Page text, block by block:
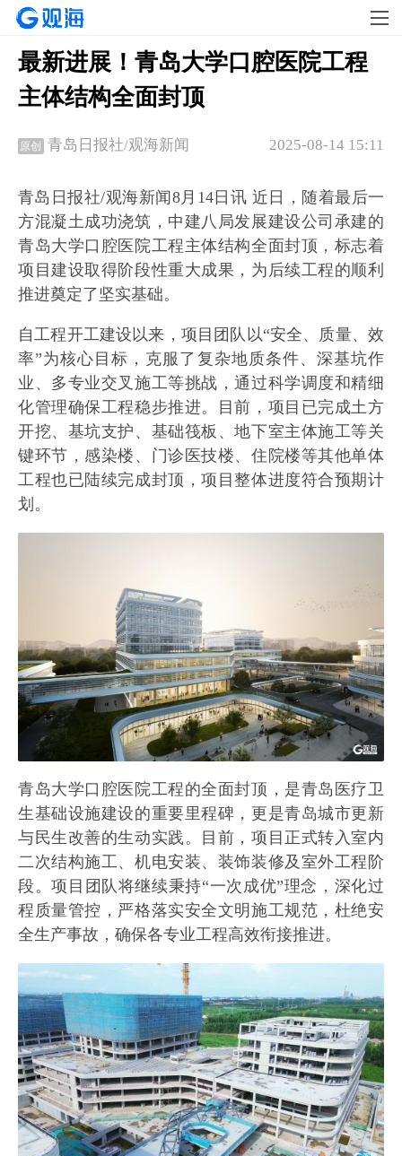
最新进展！青岛大学口腔医院工程
主体结构全面封顶
原创 2025-08-14 15:11
青岛日报社/观海新闻
青岛日报社/观海新闻8月14日讯 近日，随着最后一
方混凝土成功浇筑，中建八局发展建设公司承建的
青岛大学口腔医院工程主体结构全面封顶，标志着
项目建设取得阶段性重大成果，为后续工程的顺利
推进奠定了坚实基础。
自工程开工建设以来，项目团队以“安全、质量、效
率”为核心目标，克服了复杂地质条件、深基坑作
业、多专业交叉施工等挑战，通过科学调度和精细
化管理确保工程稳步推进。目前，项目已完成土方
开挖、基坑支护、基础筏板、地下室主体施工等关
键环节，感染楼、门诊医技楼、住院楼等其他单体
工程也已陆续完成封顶，项目整体进度符合预期计
划。
青岛大学口腔医院工程的全面封顶，是青岛医疗卫
生基础设施建设的重要里程碑，更是青岛城市更新
与民生改善的生动实践。目前，项目正式转入室内
二次结构施工、机电安装、装饰装修及室外工程阶
段。项目团队将继续秉持“一次成优”理念，深化过
程质量管控，严格落实安全文明施工规范，杜绝安
全生产事故，确保各专业工程高效衔接推进。